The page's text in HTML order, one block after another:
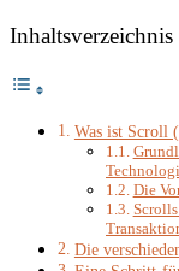
Inhaltsverzeichnis
Was ist Scroll
Die
Die